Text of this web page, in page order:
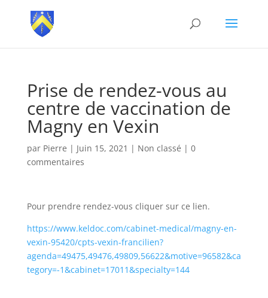
Prise de rendez-vous au
centre de vaccination de
Magny en Vexin
par Pierre | Juin 15, 2021 | Non classé | 0
commentaires
Pour prendre rendez-vous cliquer sur ce lien.
https://www.keldoc.com/cabinet-medical/magny-en-
vexin-95420/cpts-vexin-francilien?
agenda=49475,49476,49809,56622&motive=96582&ca
tegory=-1&cabinet=17011&specialty=144